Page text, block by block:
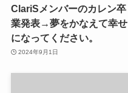
ClariSメンバーのカレン卒
業発表→夢をかなえて幸せ
になってください。
2024年9月1日